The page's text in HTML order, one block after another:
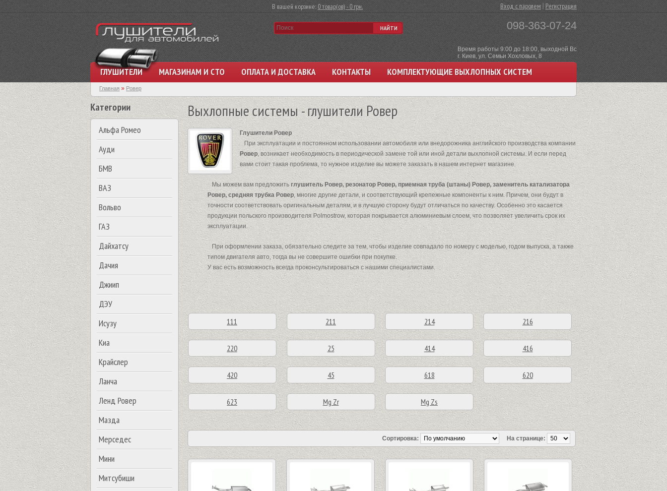
Вход с паролем | Регистрация
В вашей корзине:0 товар(ов) - 0 грн.
098-363-07-24
Время работы 9:00 до 18:00, выходной Вс
г. Киев, ул. Семьи Хохловых, 8
НАЙТИ
ГЛУШИТЕЛИ МАГАЗИНАМ И СТО ОПЛАТА И ДОСТАВКА КОНТАКТЫ КОМПЛЕКТУЮЩИЕ ВЫХЛОПНЫХ СИСТЕМ
Категории
Альфа Ромео
Ауди
БМВ
ВАЗ
Вольво
ГАЗ
Дайхатсу
Дачия
Джиип
ДЭУ
Исузу
Киа
Крайслер
Ланча
Ленд Ровер
Мазда
Мерседес
Мини
Митсубиши
Главная » Ровер
Выхлопные системы - глушители Ровер
Глушители Ровер
При эксплуатации и постоянном использовании автомобиля или внедорожника английского производства компании
Ровер, возникает необходимость в периодической замене той или иной детали выхлопной системы. И если перед
вами стоит такая проблема, то нужное изделие вы можете заказать в нашем интернет магазине.
Мы можем вам предложить глушитель Ровер, резонатор Ровер, приемная труба (штаны) Ровер, заменитель катализатора
Ровер, средняя трубка Ровер, многие другие детали, и соответствующий крепежные компоненты к ним. Причем, они будут в
точности соответствовать оригинальным деталям, и в лучшую сторону будут отличаться по качеству. Особенно это касается
продукции польского производителя Polmostrow, которая покрывается алюминиевым слоем, что позволяет увеличить срок их
эксплуатации.
При оформлении заказа, обязательно следите за тем, чтобы изделие совпадало по номеру с моделью, годом выпуска, а также
типом двигателя авто, тогда вы не совершите ошибки при покупке.
У вас есть возможность всегда проконсультироваться с нашими специалистами.
111 211 214 216
220 25 414 416
420 45 618 620
623 Mg Zr Mg Zs
На странице:
Сортировка: